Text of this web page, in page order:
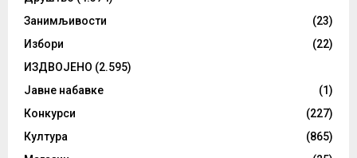
Занимљивости
(23)
Избори
(22)
ИЗДВОЈЕНО (2.595)
Јавне набавке
(1)
Конкурси
(227)
Култура
(865)